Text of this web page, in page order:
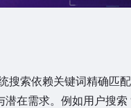
索依赖关键词精确匹配
在需求。例如用户搜索